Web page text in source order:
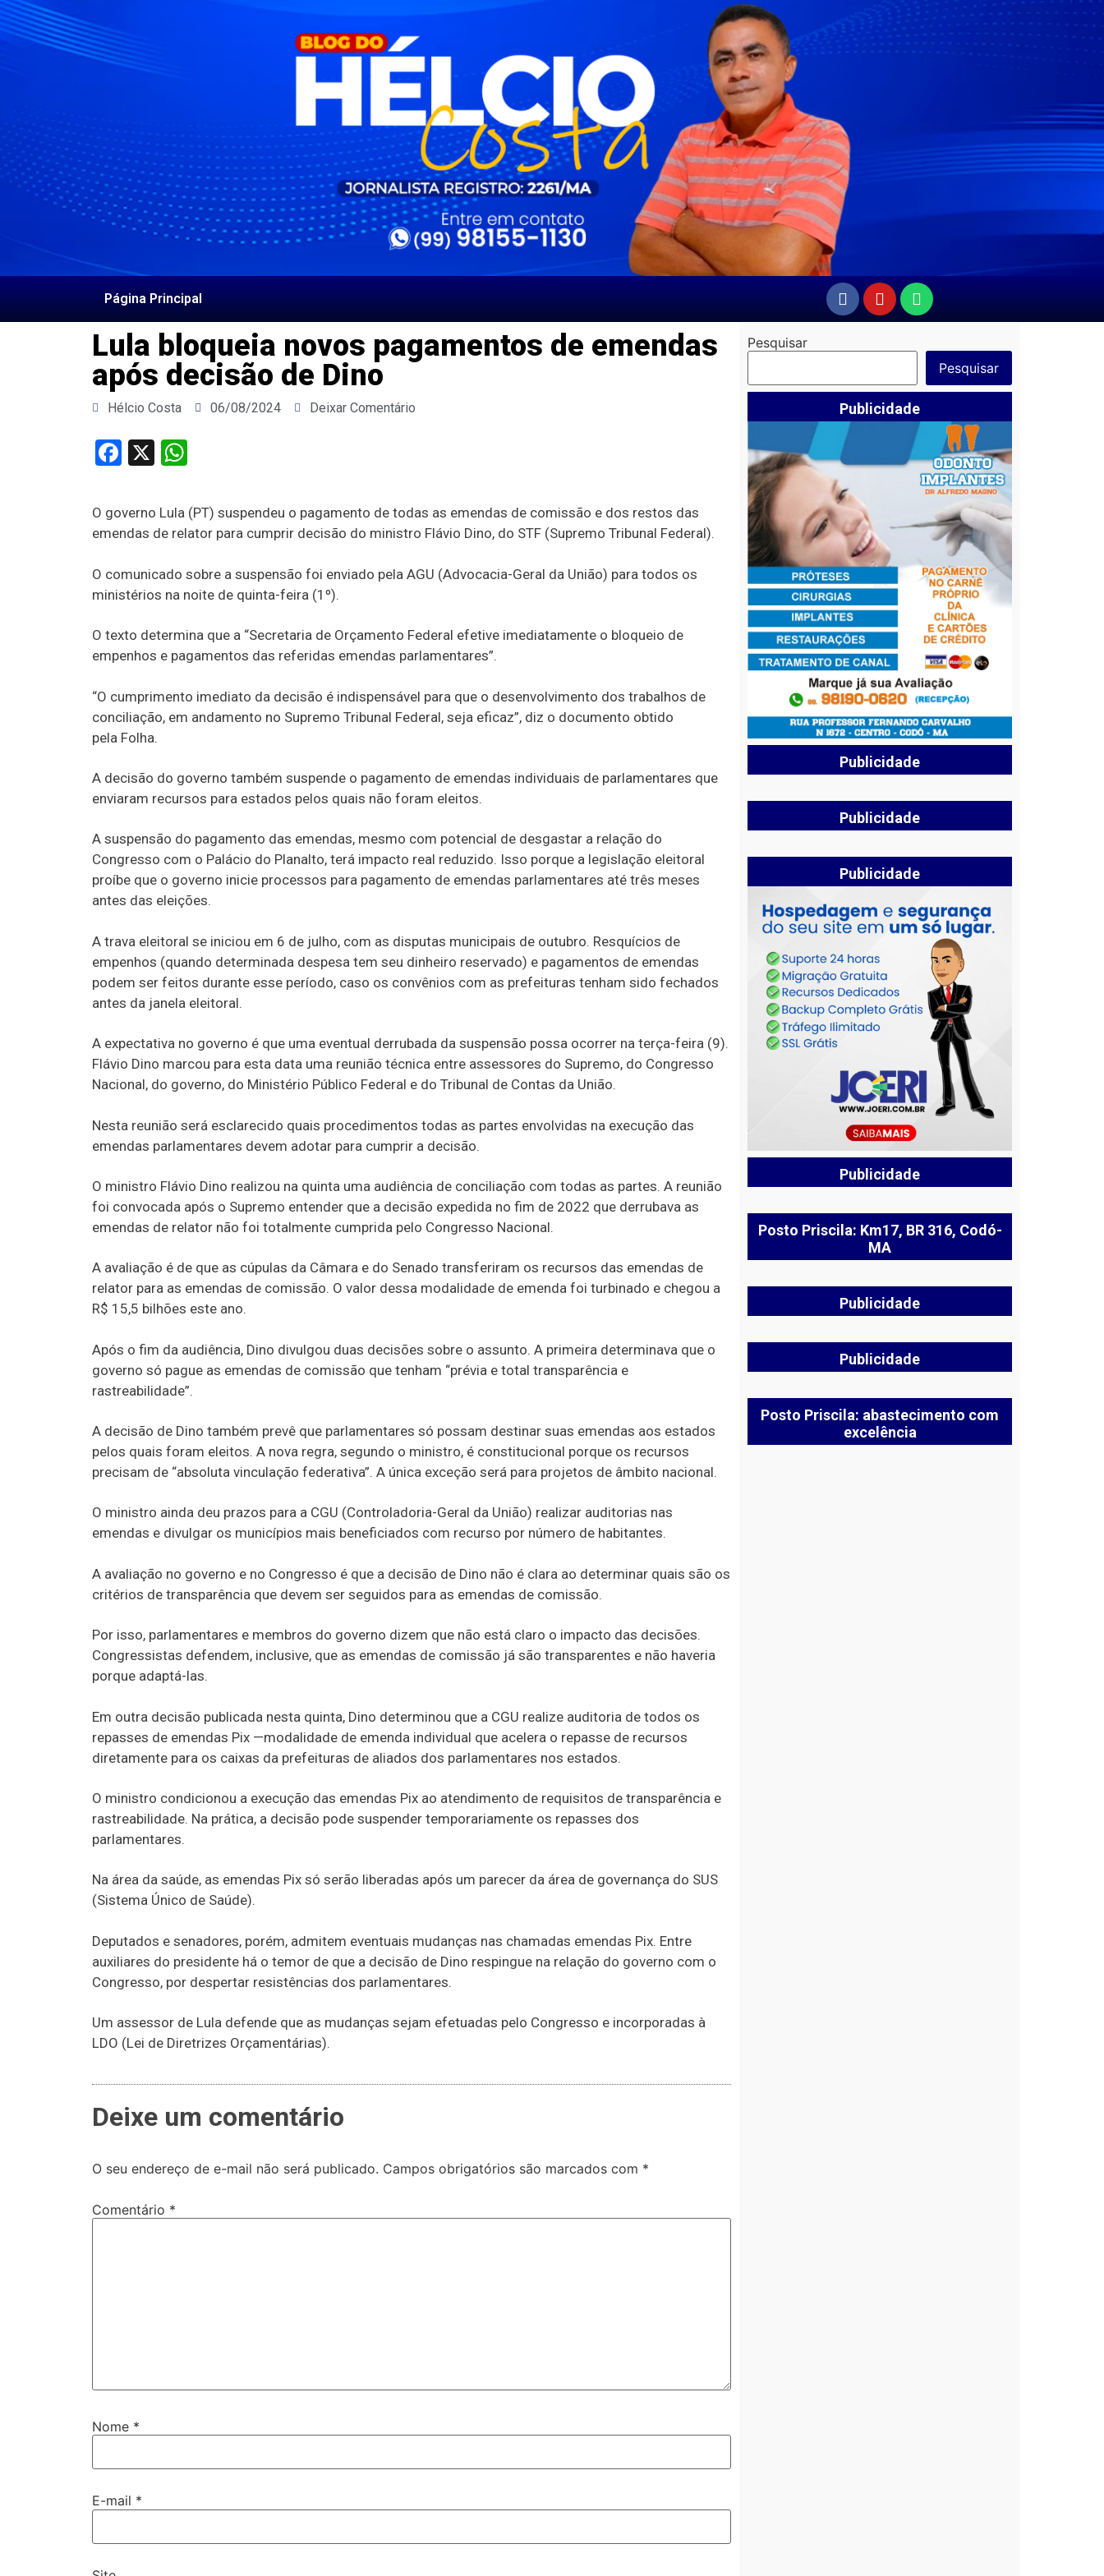
Página Principal
Lula bloqueia novos pagamentos de emendas
após decisão de Dino
Hélcio Costa 06/08/2024 Deixar Comentário
Facebook
X
O governo Lula (PT) suspendeu o pagamento de todas as emendas de comissão e dos restos das
emendas de relator para cumprir decisão do ministro Flávio Dino, do STF (Supremo Tribunal Federal).
O comunicado sobre a suspensão foi enviado pela AGU (Advocacia-Geral da União) para todos os
ministérios na noite de quinta-feira (1º).
O texto determina que a “Secretaria de Orçamento Federal efetive imediatamente o bloqueio de
empenhos e pagamentos das referidas emendas parlamentares”.
“O cumprimento imediato da decisão é indispensável para que o desenvolvimento dos trabalhos de
conciliação, em andamento no Supremo Tribunal Federal, seja eficaz”, diz o documento obtido
pela Folha.
A decisão do governo também suspende o pagamento de emendas individuais de parlamentares que
enviaram recursos para estados pelos quais não foram eleitos.
A suspensão do pagamento das emendas, mesmo com potencial de desgastar a relação do
Congresso com o Palácio do Planalto, terá impacto real reduzido. Isso porque a legislação eleitoral
proíbe que o governo inicie processos para pagamento de emendas parlamentares até três meses
antes das eleições.
A trava eleitoral se iniciou em 6 de julho, com as disputas municipais de outubro. Resquícios de
empenhos (quando determinada despesa tem seu dinheiro reservado) e pagamentos de emendas
podem ser feitos durante esse período, caso os convênios com as prefeituras tenham sido fechados
antes da janela eleitoral.
A expectativa no governo é que uma eventual derrubada da suspensão possa ocorrer na terça-feira (9).
Flávio Dino marcou para esta data uma reunião técnica entre assessores do Supremo, do Congresso
Nacional, do governo, do Ministério Público Federal e do Tribunal de Contas da União.
Nesta reunião será esclarecido quais procedimentos todas as partes envolvidas na execução das
emendas parlamentares devem adotar para cumprir a decisão.
O ministro Flávio Dino realizou na quinta uma audiência de conciliação com todas as partes. A reunião
foi convocada após o Supremo entender que a decisão expedida no fim de 2022 que derrubava as
emendas de relator não foi totalmente cumprida pelo Congresso Nacional.
A avaliação é de que as cúpulas da Câmara e do Senado transferiram os recursos das emendas de
relator para as emendas de comissão. O valor dessa modalidade de emenda foi turbinado e chegou a
R$ 15,5 bilhões este ano.
Após o fim da audiência, Dino divulgou duas decisões sobre o assunto. A primeira determinava que o
governo só pague as emendas de comissão que tenham “prévia e total transparência e
rastreabilidade”.
A decisão de Dino também prevê que parlamentares só possam destinar suas emendas aos estados
pelos quais foram eleitos. A nova regra, segundo o ministro, é constitucional porque os recursos
precisam de “absoluta vinculação federativa”. A única exceção será para projetos de âmbito nacional.
O ministro ainda deu prazos para a CGU (Controladoria-Geral da União) realizar auditorias nas
emendas e divulgar os municípios mais beneficiados com recurso por número de habitantes.
A avaliação no governo e no Congresso é que a decisão de Dino não é clara ao determinar quais são os
critérios de transparência que devem ser seguidos para as emendas de comissão.
Por isso, parlamentares e membros do governo dizem que não está claro o impacto das decisões.
Congressistas defendem, inclusive, que as emendas de comissão já são transparentes e não haveria
porque adaptá-las.
Em outra decisão publicada nesta quinta, Dino determinou que a CGU realize auditoria de todos os
repasses de emendas Pix —modalidade de emenda individual que acelera o repasse de recursos
diretamente para os caixas da prefeituras de aliados dos parlamentares nos estados.
O ministro condicionou a execução das emendas Pix ao atendimento de requisitos de transparência e
rastreabilidade. Na prática, a decisão pode suspender temporariamente os repasses dos
parlamentares.
Na área da saúde, as emendas Pix só serão liberadas após um parecer da área de governança do SUS
(Sistema Único de Saúde).
Deputados e senadores, porém, admitem eventuais mudanças nas chamadas emendas Pix. Entre
auxiliares do presidente há o temor de que a decisão de Dino respingue na relação do governo com o
Congresso, por despertar resistências dos parlamentares.
Um assessor de Lula defende que as mudanças sejam efetuadas pelo Congresso e incorporadas à
LDO (Lei de Diretrizes Orçamentárias).
Deixe um comentário
O seu endereço de e-mail não será publicado. Campos obrigatórios são marcados com *
Comentário *
Nome *
E-mail *
Pesquisar
Pesquisar
Publicidade
Publicidade
Publicidade
Publicidade
Publicidade
Posto Priscila: Km17, BR 316, Codó-
MA
Publicidade
Publicidade
Posto Priscila: abastecimento com
excelência